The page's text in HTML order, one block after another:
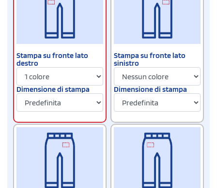
Stampa su fronte lato
destro
Dimensione di stampa
Stampa su fronte lato
sinistro
Dimensione di stampa